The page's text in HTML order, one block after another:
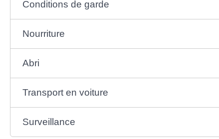
Conditions de garde
Nourriture
Abri
Transport en voiture
Surveillance